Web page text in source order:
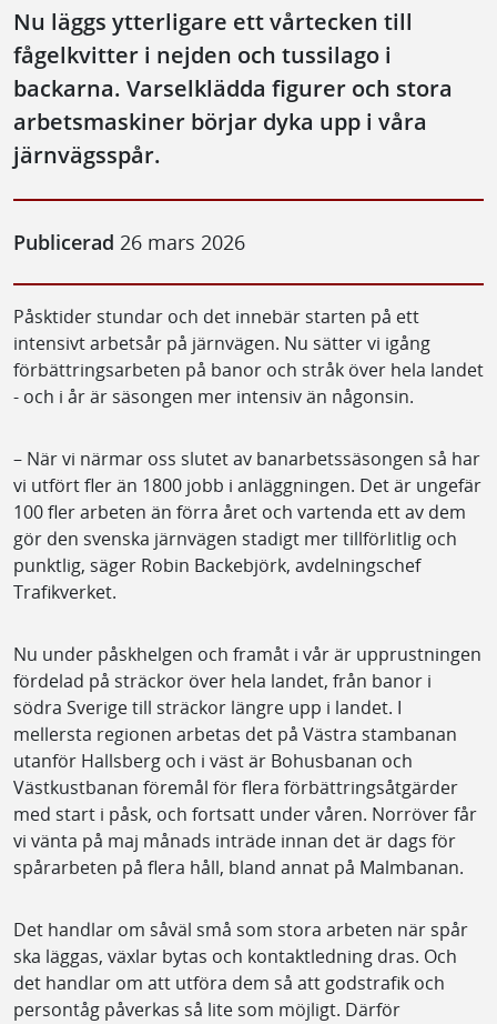
Nu läggs ytterligare ett vårtecken till
fågelkvitter i nejden och tussilago i
backarna. Varselklädda figurer och stora
arbetsmaskiner börjar dyka upp i våra
järnvägsspår.
Publicerad 26 mars 2026
Påsktider stundar och det innebär starten på ett
intensivt arbetsår på järnvägen. Nu sätter vi igång
förbättringsarbeten på banor och stråk över hela landet
- och i år är säsongen mer intensiv än någonsin.
– När vi närmar oss slutet av banarbetssäsongen så har
vi utfört fler än 1800 jobb i anläggningen. Det är ungefär
100 fler arbeten än förra året och vartenda ett av dem
gör den svenska järnvägen stadigt mer tillförlitlig och
punktlig, säger Robin Backebjörk, avdelningschef
Trafikverket.
Nu under påskhelgen och framåt i vår är upprustningen
fördelad på sträckor över hela landet, från banor i
södra Sverige till sträckor längre upp i landet. I
mellersta regionen arbetas det på Västra stambanan
utanför Hallsberg och i väst är Bohusbanan och
Västkustbanan föremål för flera förbättringsåtgärder
med start i påsk, och fortsatt under våren. Norröver får
vi vänta på maj månads inträde innan det är dags för
spårarbeten på flera håll, bland annat på Malmbanan.
Det handlar om såväl små som stora arbeten när spår
ska läggas, växlar bytas och kontaktledning dras. Och
det handlar om att utföra dem så att godstrafik och
persontåg påverkas så lite som möjligt. Därför